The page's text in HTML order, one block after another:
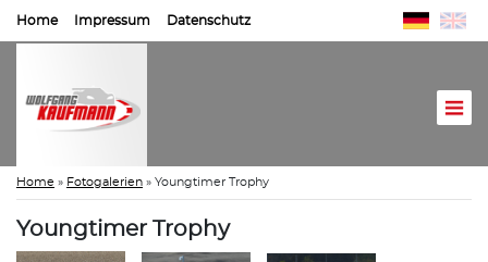
Home Impressum Datenschutz
Home » Fotogalerien » Youngtimer Trophy
Youngtimer Trophy